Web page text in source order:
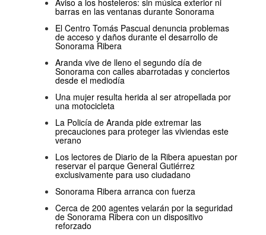
barras en las ventanas durante Sonorama
El Centro Tomás Pascual denuncia problemas
de acceso y daños durante el desarrollo de
Sonorama Ribera
Aranda vive de lleno el segundo día de
Sonorama con calles abarrotadas y conciertos
desde el mediodía
Una mujer resulta herida al ser atropellada por
una motocicleta
La Policía de Aranda pide extremar las
precauciones para proteger las viviendas este
verano
Los lectores de Diario de la Ribera apuestan por
reservar el parque General Gutiérrez
exclusivamente para uso ciudadano
Sonorama Ribera arranca con fuerza
Cerca de 200 agentes velarán por la seguridad
de Sonorama Ribera con un dispositivo
reforzado